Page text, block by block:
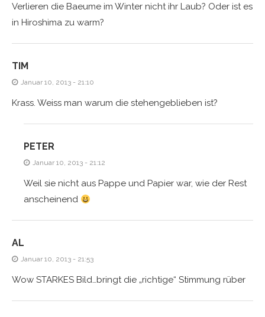
Verlieren die Baeume im Winter nicht ihr Laub? Oder ist es
in Hiroshima zu warm?
TIM
Januar 10, 2013 - 21:10
Krass. Weiss man warum die stehengeblieben ist?
PETER
Januar 10, 2013 - 21:12
Weil sie nicht aus Pappe und Papier war, wie der Rest
anscheinend
AL
Januar 10, 2013 - 21:53
Wow STARKES Bild…bringt die „richtige“ Stimmung rüber